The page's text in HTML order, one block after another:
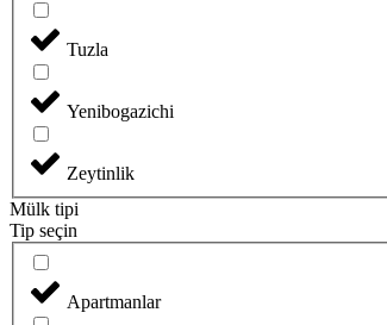
Tuzla
Yenibogazichi
Zeytinlik
Mülk tipi
Tip seçin
Apartmanlar